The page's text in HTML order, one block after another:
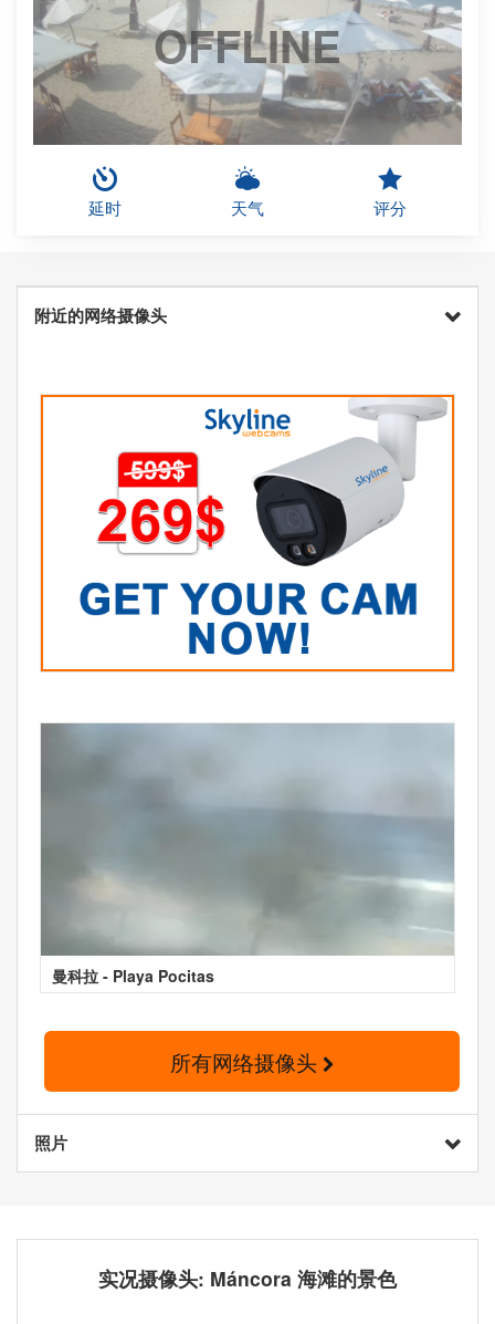
OFFLINE
延时 天气 评分
附近的网络摄像头
曼科拉 - Playa Pocitas
所有网络摄像头
照片
实况摄像头: Máncora 海滩的景色